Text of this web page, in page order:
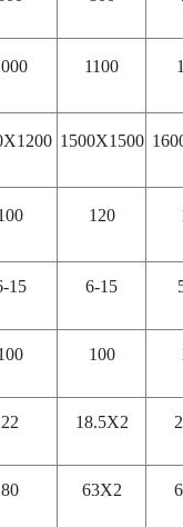
1100
1500X1500
120
15 6-15
100
22 18.5X2
80 63X2